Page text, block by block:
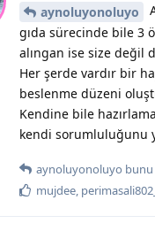
aynoluyonoluyo
gıda sürecinde bile 3
alıngan ise size değil
Her şerde vardır bir
beslenme düzeni
Kendine bile
kendi sorumluluğunu
aynoluyonoluyo bunu
mujdee perimasali802_